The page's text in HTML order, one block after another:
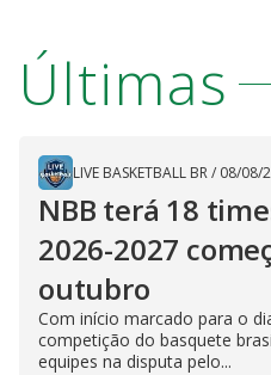
Últimas
LIVE BASKETBALL BR/ 08/08/
NBB terá 18
2026-2027
outubro
Com início marcado para o
competição do basquete
equipes na disputa pelo...